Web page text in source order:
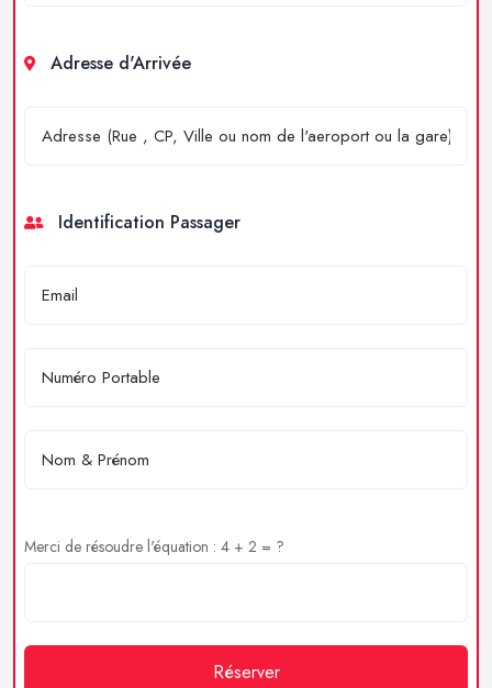
Adresse d'Arrivée
Identification Passager
Merci de résoudre l'équation : 4 + 2 = ?
Réserver